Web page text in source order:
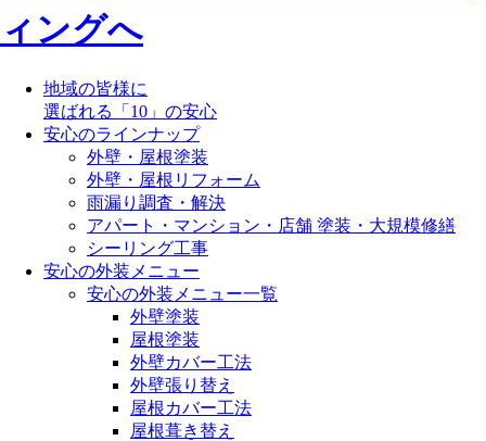
地域の皆様に
選ばれる「10」の安心
安心のラインナップ
外壁・屋根塗装
外壁・屋根リフォーム
雨漏り調査・解決
アパート・マンション・店舗 塗装・大規模修繕
シーリング工事
安心の外装メニュー
安心の外装メニュー一覧
外壁塗装
屋根塗装
外壁カバー工法
外壁張り替え
屋根カバー工法
屋根葺き替え